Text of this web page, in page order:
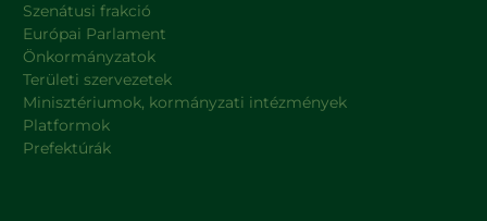
Szenátusi frakció
Európai Parlament
Önkormányzatok
Területi szervezetek
Minisztériumok, kormányzati intézmények
Platformok
Prefektúrák